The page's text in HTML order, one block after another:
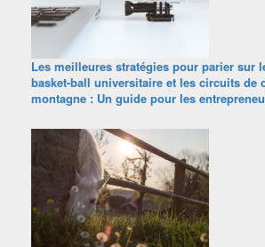
Les meilleures stratégies pour parier sur
basket-ball universitaire et les circuits de
montagne : Un guide pour les